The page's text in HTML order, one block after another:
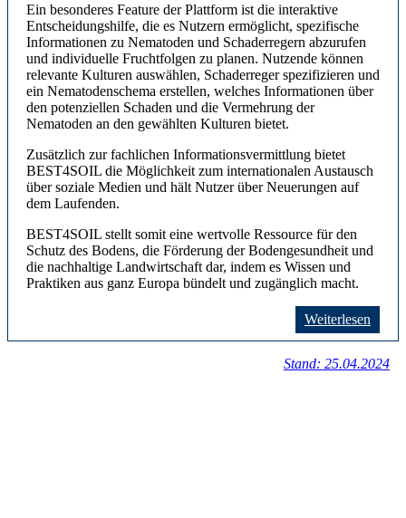
Ein besonderes Feature der Plattform ist die interaktive
Entscheidungshilfe, die es Nutzern ermöglicht, spezifische
Informationen zu Nematoden und Schaderregern abzurufen
und individuelle Fruchtfolgen zu planen. Nutzende können
relevante Kulturen auswählen, Schaderreger spezifizieren und
ein Nematodenschema erstellen, welches Informationen über
den potenziellen Schaden und die Vermehrung der
Nematoden an den gewählten Kulturen bietet.
Zusätzlich zur fachlichen Informationsvermittlung bietet
BEST4SOIL die Möglichkeit zum internationalen Austausch
über soziale Medien und hält Nutzer über Neuerungen auf
dem Laufenden.
BEST4SOIL stellt somit eine wertvolle Ressource für den
Schutz des Bodens, die Förderung der Bodengesundheit und
die nachhaltige Landwirtschaft dar, indem es Wissen und
Praktiken aus ganz Europa bündelt und zugänglich macht.
Weiterlesen
Stand: 25.04.2024